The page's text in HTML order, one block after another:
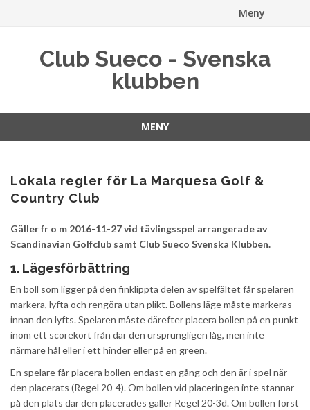
Meny
Club Sueco - Svenska
klubben
MENY
innehåll
Lokala regler för La Marquesa Golf &
Country Club
Gäller fr o m 2016-11-27 vid tävlingsspel arrangerade av
Scandinavian Golfclub samt Club Sueco Svenska Klubben.
1. Lägesförbättring
En boll som ligger på den finklippta delen av spelfältet får spelaren
markera, lyfta och rengöra utan plikt. Bollens läge måste markeras
innan den lyfts. Spelaren måste därefter placera bollen på en punkt
inom ett scorekort från där den ursprungligen låg, men inte
närmare hål eller i ett hinder eller på en green.
En spelare får placera bollen endast en gång och den är i spel när
den placerats (Regel 20-4). Om bollen vid placeringen inte stannar
på den plats där den placerades gäller Regel 20-3d. Om bollen först